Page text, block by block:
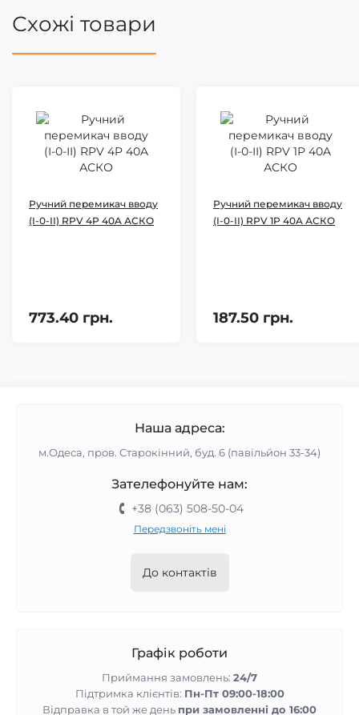
Схожі товари
Ручний перемикач вводу
(І-0-ІІ) RPV 4P 40A АСКО
773.40 грн.
Ручний перемикач вводу
(І-0-ІІ) RPV 1P 40A АСКО
187.50 грн.
Наша адреса:
м.Одеса, пров. Старокінний, буд. 6 (павільйон 33-34)
Зателефонуйте нам:
+38 (063) 508-50-04
Передзвоніть мені
До контактів
Графік роботи
Приймання замовлень: 24/7
Підтримка клієнтів: Пн-Пт 09:00-18:00
Відправка в той же день при замовленні до 16:00